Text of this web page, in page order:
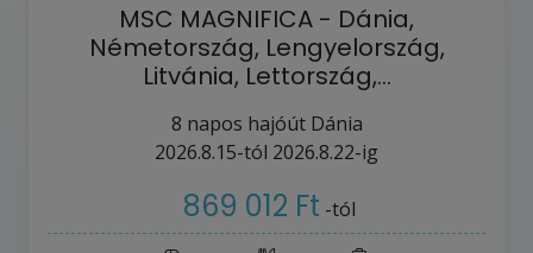
MSC MAGNIFICA - Dánia,
Németország, Lengyelország,
Litvánia, Lettország,…
8 napos hajóút Dánia
2026.8.15-tól 2026.8.22-ig
869 012 Ft -tól